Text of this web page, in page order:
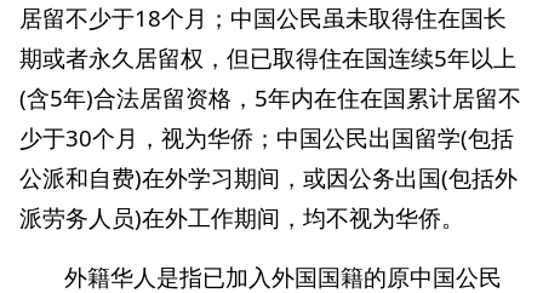
居留不少于18个月；中国公民虽未取得住在国长
期或者永久居留权，但已取得住在国连续5年以上
(含5年)合法居留资格，5年内在住在国累计居留不
少于30个月，视为华侨；中国公民出国留学(包括
公派和自费)在外学习期间，或因公务出国(包括外
派劳务人员)在外工作期间，均不视为华侨。
外籍华人是指已加入外国国籍的原中国公民